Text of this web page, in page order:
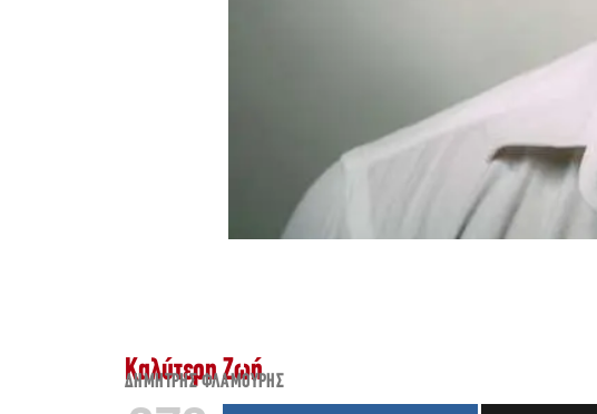
Καλύτερη Ζωή
ΔΗΜΉΤΡΗΣ ΦΛΑΜΟΎΡΗΣ